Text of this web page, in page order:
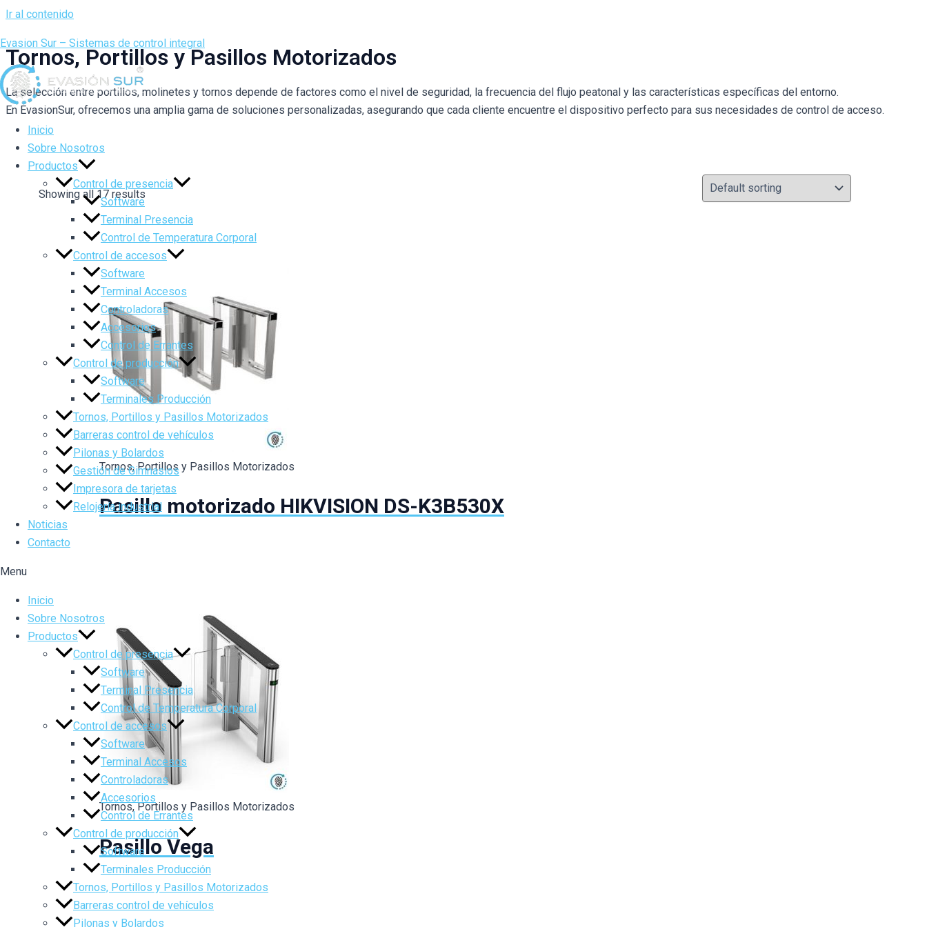
Ir al contenido
Evasion Sur – Sistemas de control integral
Inicio
Sobre Nosotros
Productos
Control de presencia
Software
Terminal Presencia
Control de Temperatura Corporal
Control de accesos
Software
Terminal Accesos
Controladoras
Accesorios
Control de Errantes
Control de producción
Software
Terminales Producción
Tornos, Portillos y Pasillos Motorizados
Barreras control de vehículos
Pilonas y Bolardos
Gestión de Gimnasios
Impresora de tarjetas
Relojería industrial
Noticias
Contacto
Menu
Inicio
Sobre Nosotros
Productos
Control de presencia
Software
Terminal Presencia
Control de Temperatura Corporal
Control de accesos
Software
Terminal Accesos
Controladoras
Accesorios
Control de Errantes
Control de producción
Software
Terminales Producción
Tornos, Portillos y Pasillos Motorizados
Barreras control de vehículos
Pilonas y Bolardos
Tornos, Portillos y Pasillos Motorizados
La selección entre portillos, molinetes y tornos depende de factores como el nivel de seguridad, la frecuencia del flujo peatonal y las características específicas del entorno.
En EvasionSur, ofrecemos una amplia gama de soluciones personalizadas, asegurando que cada cliente encuentre el dispositivo perfecto para sus necesidades de control de acceso.
Showing all 17 results
Tornos, Portillos y Pasillos Motorizados
Pasillo motorizado HIKVISION DS-K3B530X
Tornos, Portillos y Pasillos Motorizados
Pasillo Vega